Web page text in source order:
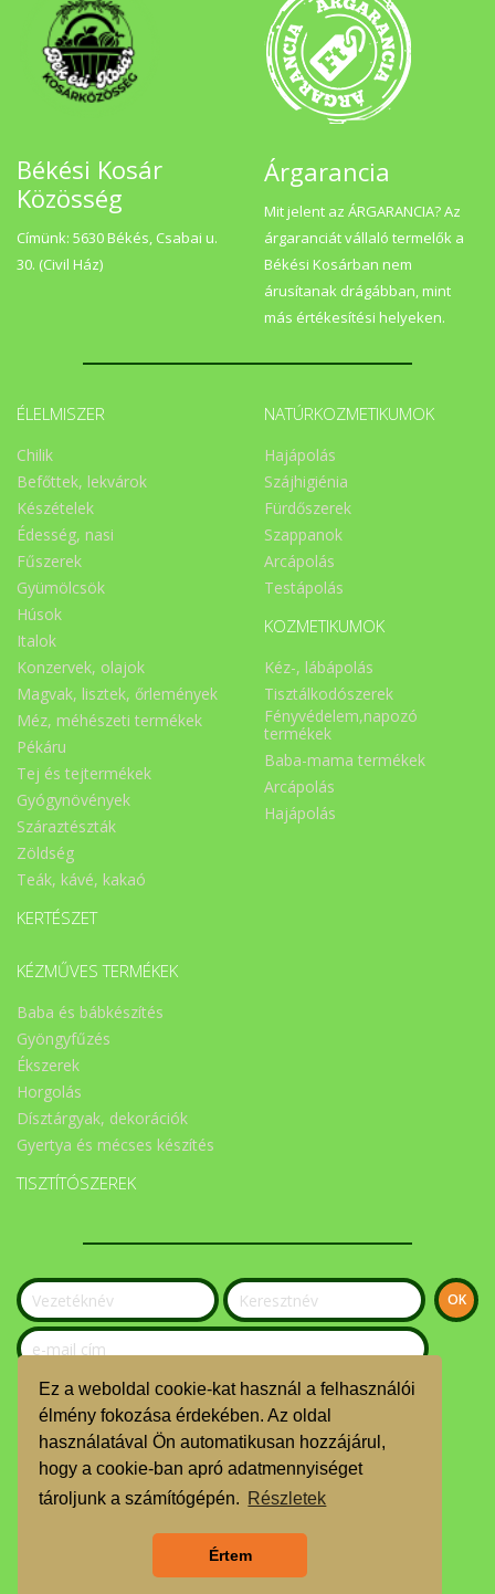
Ez a weboldal cookie-kat használ a felhasználói
élmény fokozása érdekében. Az oldal
használatával Ön automatikusan hozzájárul,
hogy a cookie-ban apró adatmennyiséget
tároljunk a számítógépén. Részletek
Értem
Békési Kosár
Közösség
Címünk: 5630 Békés, Csabai u.
30. (Civil Ház)
Árgarancia
Mit jelent az ÁRGARANCIA? Az
árgaranciát vállaló termelők a
Békési Kosárban nem
árusítanak drágábban, mint
más értékesítési helyeken.
ÉLELMISZER
Chilik
Befőttek, lekvárok
Készételek
Édesség, nasi
Fűszerek
Gyümölcsök
Húsok
Italok
Konzervek, olajok
Magvak, lisztek, őrlemények
Méz, méhészeti termékek
Pékáru
Tej és tejtermékek
Gyógynövények
Száraztészták
Zöldség
Teák, kávé, kakaó
KERTÉSZET
NATÚRKOZMETIKUMOK
Hajápolás
Szájhigiénia
Fürdőszerek
Szappanok
Arcápolás
Testápolás
KOZMETIKUMOK
Kéz-, lábápolás
Tisztálkodószerek
Fényvédelem,napozó
termékek
Baba-mama termékek
Arcápolás
Hajápolás
KÉZMŰVES TERMÉKEK
Baba és bábkészítés
Gyöngyfűzés
Ékszerek
Horgolás
Dísztárgyak, dekorációk
Gyertya és mécses készítés
TISZTÍTÓSZEREK
Szeretnék feliratkozni a hírlevélre.
© Békési Kosár Közösség 2024
ÁSZF
GDPR